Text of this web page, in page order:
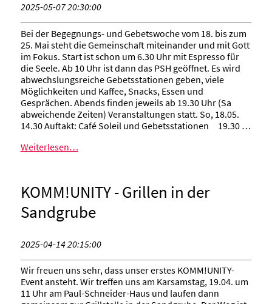
2025-05-07 20:30:00
Bei der Begegnungs- und Gebetswoche vom 18. bis zum
25. Mai steht die Gemeinschaft miteinander und mit Gott
im Fokus. Start ist schon um 6.30 Uhr mit Espresso für
die Seele. Ab 10 Uhr ist dann das PSH geöffnet. Es wird
abwechslungsreiche Gebetsstationen geben, viele
Möglichkeiten und Kaffee, Snacks, Essen und
Gesprächen. Abends finden jeweils ab 19.30 Uhr (Sa
abweichende Zeiten) Veranstaltungen statt. So, 18.05.
14.30 Auftakt: Café Soleil und Gebetsstationen 19.30 …
Weiterlesen…
KOMM!UNITY - Grillen in der
Sandgrube
2025-04-14 20:15:00
Wir freuen uns sehr, dass unser erstes KOMM!UNITY-
Event ansteht. Wir treffen uns am Karsamstag, 19.04. um
11 Uhr am Paul-Schneider-Haus und laufen dann